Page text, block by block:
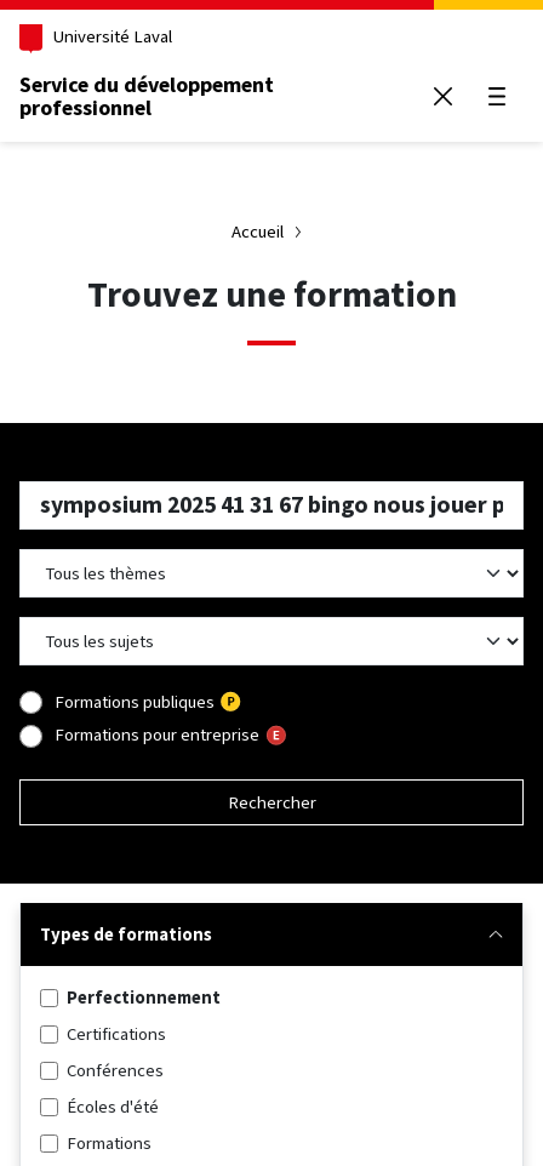
Aller au contenu principal
Université Laval
Service du développement
professionnel
Accueil
Trouvez une formation
Formations publiques
Formations pour entreprise
Rechercher
Types de formations
Perfectionnement
Certifications
Conférences
Écoles d'été
Formations